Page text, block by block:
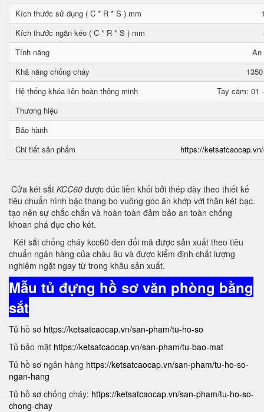
Kích thước sử dụng ( C * R * S ) mm
Kích thước ngăn kéo ( C * R * S ) mm
Tính năng
An
Khả năng chống cháy
Hệ thống khóa liên hoàn thông minh
Tay cầm: 01
Thương hiệu
Bảo hành
Chi tiết sản phẩm
https://
Cửa két sắt KCC60 được đúc liền khối bởi thép dày theo thiết kế
tiêu chuẩn hình bậc thang bo vuông góc ăn khớp với thân két bạc.
tạo nên sự chắc chắn và hoàn toàn đảm bảo an toàn chống
khoan phá đục cho két.
Két sắt chống cháy kcc60 đen đổi mã được sản xuất theo tiêu
chuẩn ngân hàng của châu âu và được kiểm định chất lượng
nghiêm ngặt ngay từ trong khâu sản xuất.
Mẫu tủ đựng hồ sơ văn phòng bằng
sắt
Tủ hồ sơ https://ketsatcaocap.vn/san-pham/tu-ho-so
Tủ bảo mật https://ketsatcaocap.vn/san-pham/tu-bao-mat
Tủ hồ sơ ngân hàng https://ketsatcaocap.vn/san-pham/tu-ho-so-
ngan-hang
Tủ hồ sơ chống cháy: https://ketsatcaocap.vn/san-pham/tu-ho-so-
chong-chay